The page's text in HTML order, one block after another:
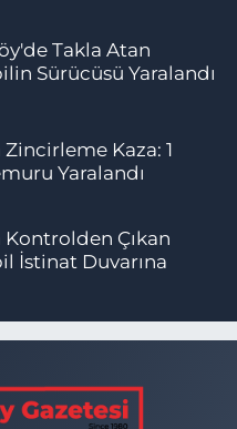
Takla Atan
Sürücüsü Yaralandı
Kaza: 1
Yaralandı
Çıkan
İstinat Duvarına